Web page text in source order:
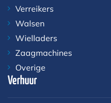
Verreikers
Walsen
Wielladers
Zaagmachines
Overige
Verhuur